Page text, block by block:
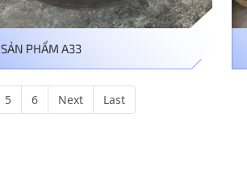
SẢN PHẨM A33
5 6 Next Last